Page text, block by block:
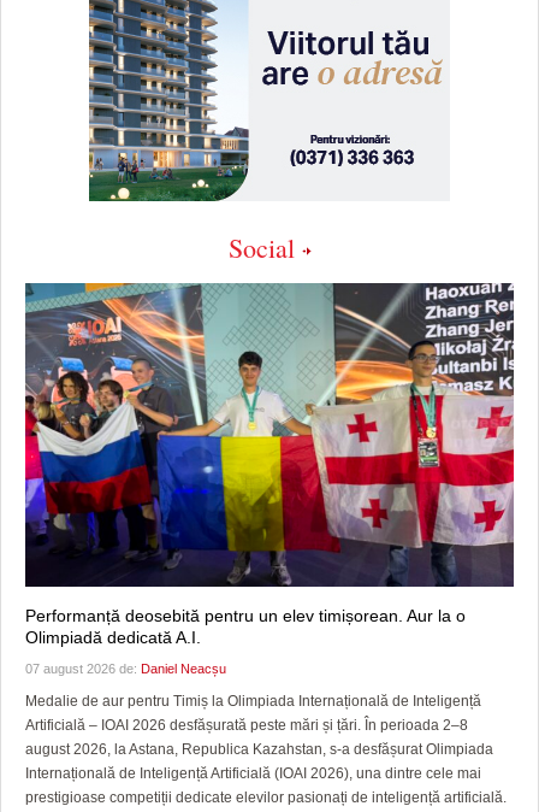
Social
Performanță deosebită pentru un elev timișorean. Aur la o
Olimpiadă dedicată A.I.
07 august 2026 de: Daniel Neacșu
Medalie de aur pentru Timiș la Olimpiada Internațională de Inteligență
Artificială – IOAI 2026 desfășurată peste mări și țări. În perioada 2–8
august 2026, la Astana, Republica Kazahstan, s-a desfășurat Olimpiada
Internațională de Inteligență Artificială (IOAI 2026), una dintre cele mai
prestigioase competiții dedicate elevilor pasionați de inteligență artificială.